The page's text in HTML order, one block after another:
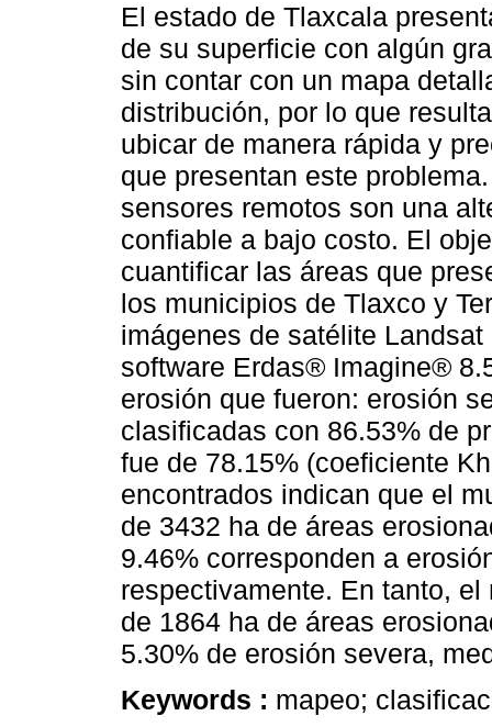
El estado de Tlaxcala
de su superficie con algún
sin contar con un mapa
distribución, por lo que
ubicar de manera rápida y
que presentan este
sensores remotos son una
confiable a bajo costo. El
cuantificar las áreas que
los municipios de Tlaxco y
imágenes de satélite
software Erdas® Imagine®
erosión que fueron: erosión
clasificadas con 86.53% de
fue de 78.15% (coeficiente
encontrados indican que el
de 3432 ha de áreas
9.46% corresponden a
respectivamente. En tanto,
de 1864 ha de áreas
5.30% de erosión severa,
Keywords : mapeo;